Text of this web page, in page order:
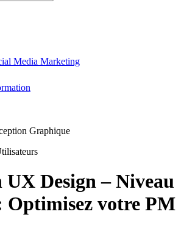
Media Marketing
Graphique
Design – Niveau
votre PM